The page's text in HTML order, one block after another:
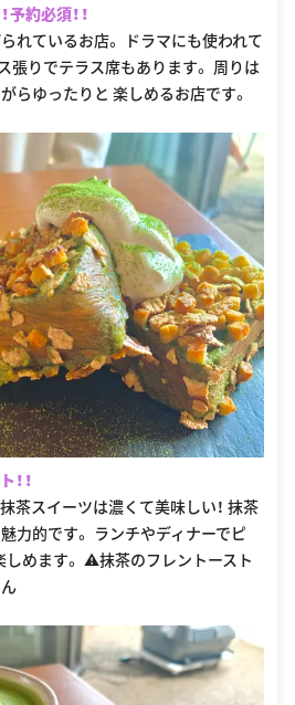
約必須！！
れているお店。 ドラマにも使われて
張りでテラス席もあります。 周りは
らゆったりと 楽しめるお店です。
！
茶スイーツは濃くて美味しい！ 抹茶
力的です。 ランチやディナーでピ
しめます。 ⚠︎抹茶のフレントースト